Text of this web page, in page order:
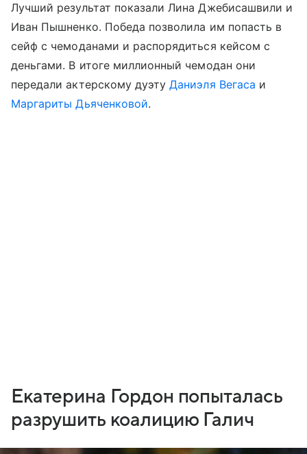
Лучший результат показали Лина Джебисашвили и
Иван Пышненко. Победа позволила им попасть в
сейф с чемоданами и распорядиться кейсом с
деньгами. В итоге миллионный чемодан они
передали актерскому дуэтуДаниэля Вегаса и
Маргариты Дьяченковой.
Екатерина Гордон попыталась
разрушить коалицию Галич